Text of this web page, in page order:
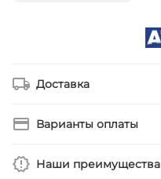
Доставка
Варианты оплаты
Наши преимущества